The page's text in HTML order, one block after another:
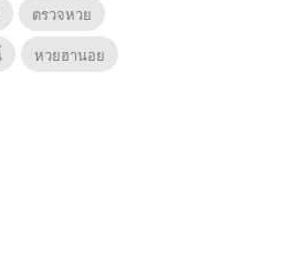
ตรวจหวย
หวยฮานอย